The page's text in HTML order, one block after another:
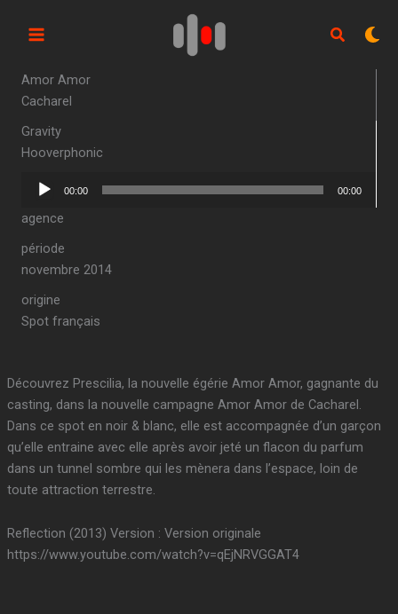
Amor Amor
Cacharel
Gravity
Hooverphonic
Lecteur
00:00 00:00
agence
période
novembre 2014
origine
Spot français
Découvrez Prescilia, la nouvelle égérie Amor Amor, gagnante du
casting, dans la nouvelle campagne Amor Amor de Cacharel.
Dans ce spot en noir & blanc, elle est accompagnée d’un garçon
qu’elle entraine avec elle après avoir jeté un flacon du parfum
dans un tunnel sombre qui les mènera dans l’espace, loin de
toute attraction terrestre.
Reflection (2013) Version : Version originale
https://www.youtube.com/watch?v=qEjNRVGGAT4